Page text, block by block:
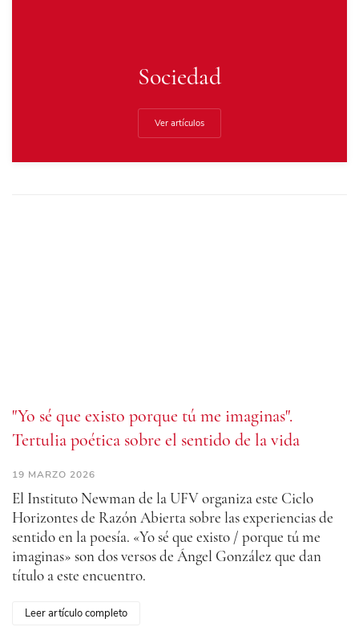
Sociedad
Ver artículos
"Yo sé que existo porque tú me imaginas".
Tertulia poética sobre el sentido de la vida
19 MARZO 2026
El Instituto Newman de la UFV organiza este Ciclo
Horizontes de Razón Abierta sobre las experiencias de
sentido en la poesía. «Yo sé que existo / porque tú me
imaginas» son dos versos de Ángel González que dan
título a este encuentro.
Leer artículo completo